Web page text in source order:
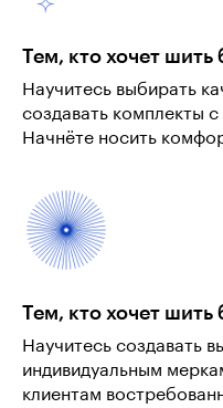
Тем, кто хочет шить
Научитесь выбирать
создавать комплекты
Начнёте носить
Тем, кто хочет шить
Научитесь создавать
индивидуальным
клиентам